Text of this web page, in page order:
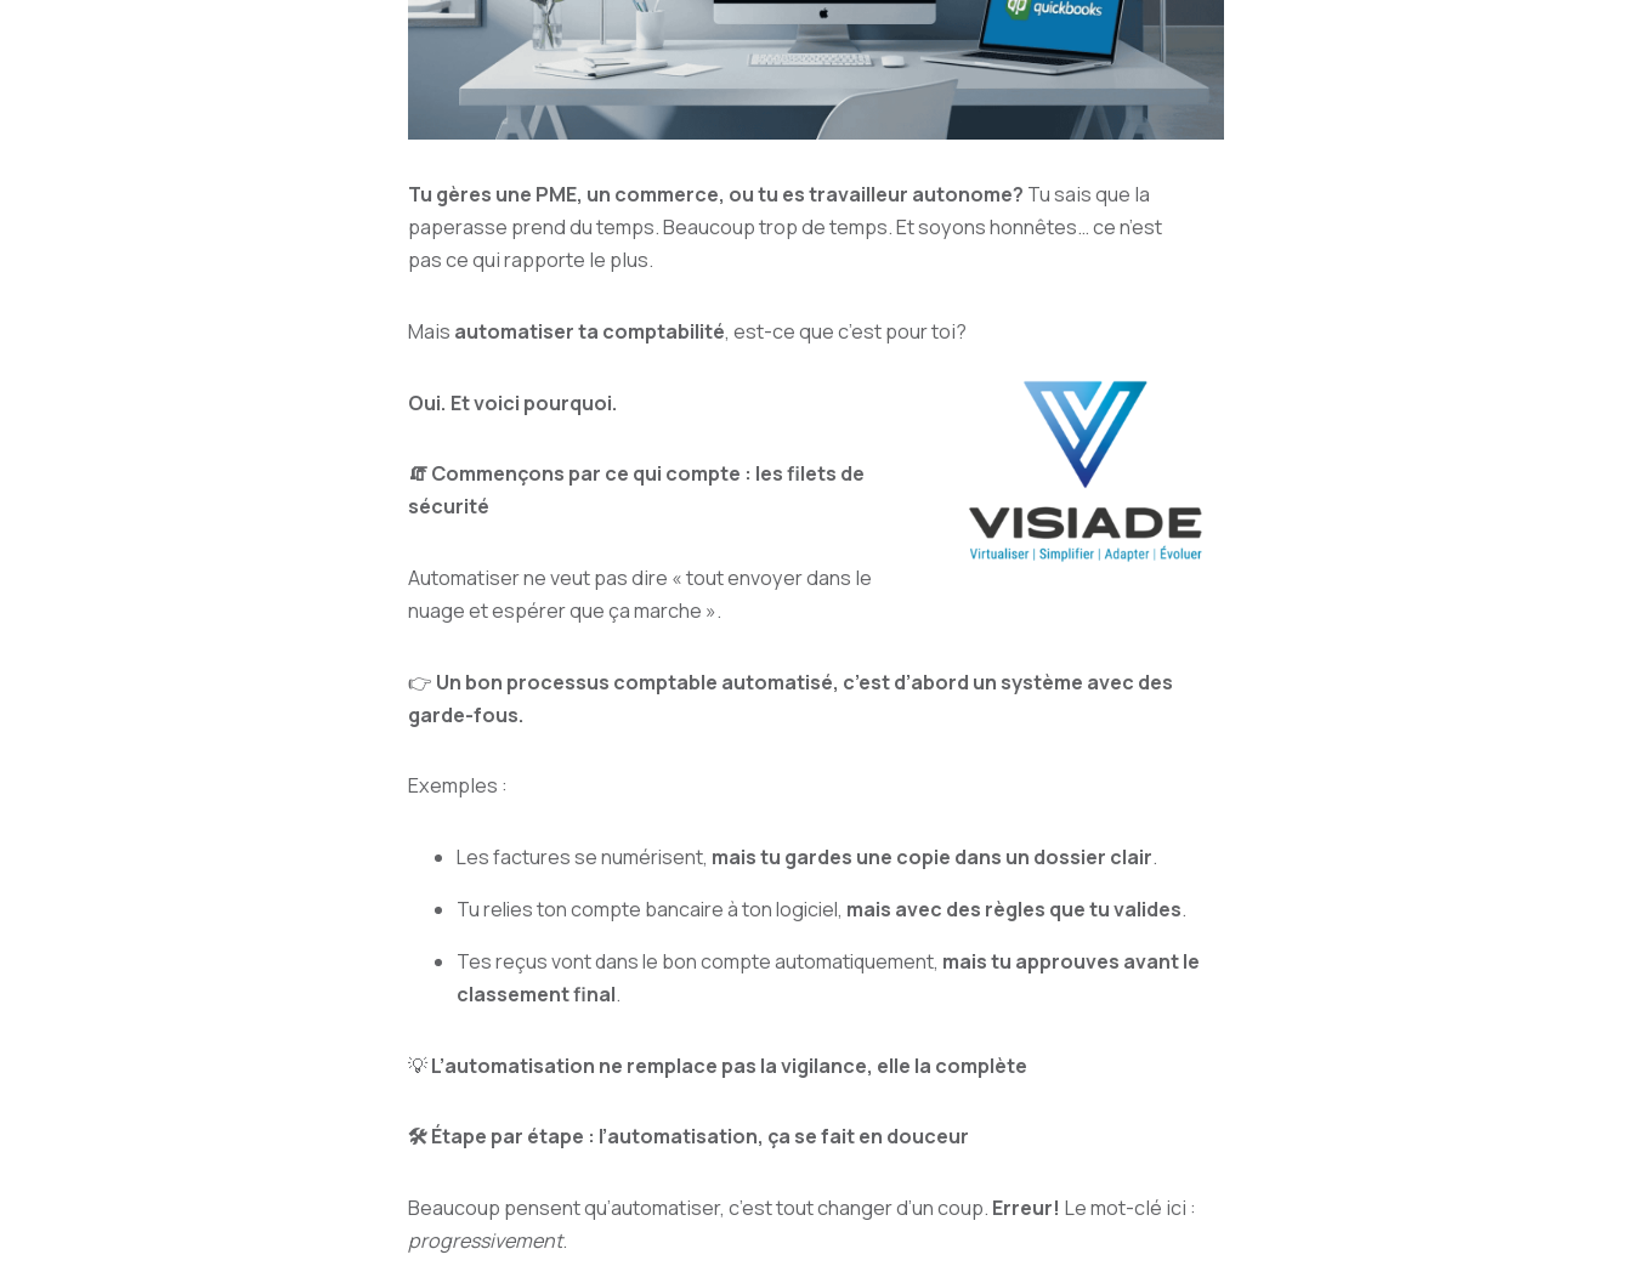
Tu gères une PME, un commerce, ou tu es travailleur autonome? Tu sais que la
paperasse prend du temps. Beaucoup trop de temps. Et soyons honnêtes… ce n’est
pas ce qui rapporte le plus.
Mais automatiser ta comptabilité, est-ce que c’est pour toi?
Oui. Et voici pourquoi.
🧯 Commençons par ce qui compte : les filets de
sécurité
Automatiser ne veut pas dire « tout envoyer dans le
nuage et espérer que ça marche ».
👉 Un bon processus comptable automatisé, c’est d’abord un système avec des
garde-fous.
Exemples :
Les factures se numérisent, mais tu gardes une copie dans un dossier clair.
Tu relies ton compte bancaire à ton logiciel, mais avec des règles que tu valides.
Tes reçus vont dans le bon compte automatiquement, mais tu approuves avant le
classement final.
💡L’automatisation ne remplace pas la vigilance, elle la complète
🛠️ Étape par étape : l’automatisation, ça se fait en douceur
Beaucoup pensent qu’automatiser, c’est tout changer d’un coup. Erreur! Le mot-clé ici :
progressivement.